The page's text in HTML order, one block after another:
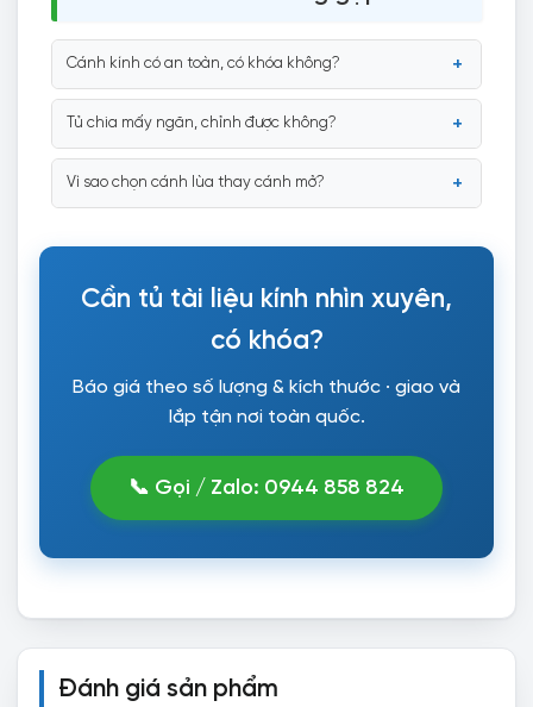
Cánh kính có an toàn, có khóa không?
Tủ chia mấy ngăn, chỉnh được không?
Vì sao chọn cánh lùa thay cánh mở?
Cần tủ tài liệu kính nhìn xuyên,
có khóa?
Báo giá theo số lượng & kích thước · giao và
lắp tận nơi toàn quốc.
📞 Gọi / Zalo: 0944 858 824
Đánh giá sản phẩm